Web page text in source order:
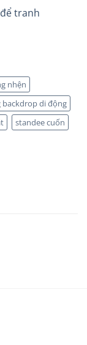
tranh
nhện
backdrop di động
standee cuốn